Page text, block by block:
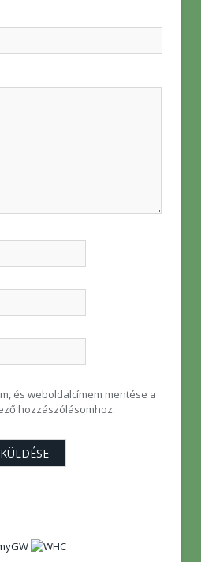
és weboldalcímem mentése a
hozzászólásomhoz.